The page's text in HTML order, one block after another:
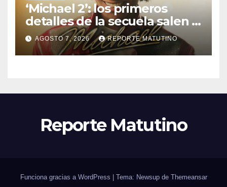
‘Michael 2’: los primeros
detalles de la secuela salen a
la luz y ya sabemos cuándo
se estrena
AGOSTO 7, 2026 REPORTE MATUTINO
Reporte Matutino
Funciona gracias a WordPress Tema: Newsup de Themeansar